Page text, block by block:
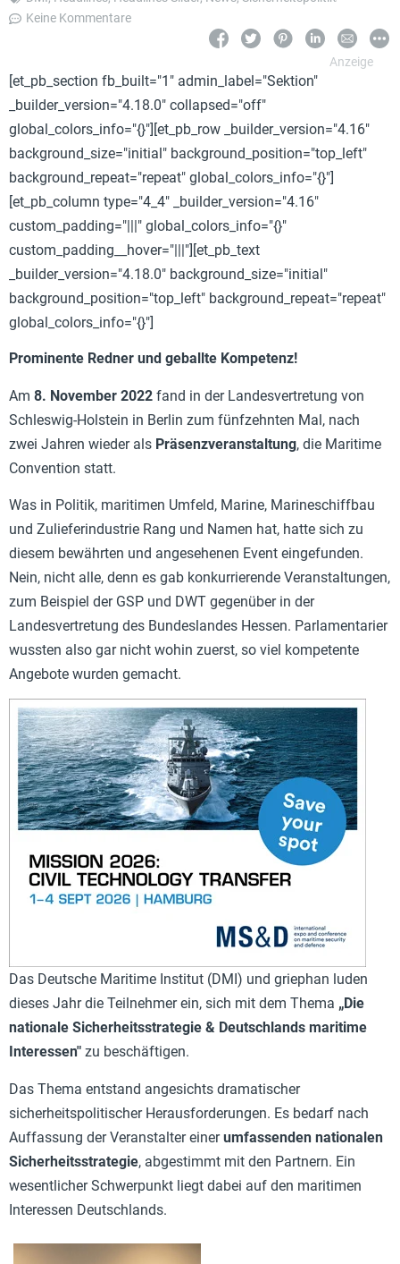
Keine Kommentare
[et_pb_section fb_built="1" admin_label="Sektion"
_builder_version="4.18.0" collapsed="off"
global_colors_info="{}"][et_pb_row _builder_version="4.16"
background_size="initial" background_position="top_left"
background_repeat="repeat" global_colors_info="{}"]
[et_pb_column type="4_4" _builder_version="4.16"
custom_padding="|||" global_colors_info="{}"
custom_padding__hover="|||"][et_pb_text
_builder_version="4.18.0" background_size="initial"
background_position="top_left" background_repeat="repeat"
global_colors_info="{}"]
Prominente Redner und geballte Kompetenz!
Am 8. November 2022 fand in der Landesvertretung von
Schleswig-Holstein in Berlin zum fünfzehnten Mal, nach
zwei Jahren wieder als Präsenzveranstaltung, die Maritime
Convention statt.
Was in Politik, maritimen Umfeld, Marine, Marineschiffbau
und Zulieferindustrie Rang und Namen hat, hatte sich zu
diesem bewährten und angesehenen Event eingefunden.
Nein, nicht alle, denn es gab konkurrierende Veranstaltungen,
zum Beispiel der GSP und DWT gegenüber in der
Landesvertretung des Bundeslandes Hessen. Parlamentarier
wussten also gar nicht wohin zuerst, so viel kompetente
Angebote wurden gemacht.
Das Deutsche Maritime Institut (DMI) und griephan luden
dieses Jahr die Teilnehmer ein, sich mit dem Thema „Die
nationale Sicherheitsstrategie & Deutschlands maritime
Interessen" zu beschäftigen.
Das Thema entstand angesichts dramatischer
sicherheitspolitischer Herausforderungen. Es bedarf nach
Auffassung der Veranstalter einerumfassenden nationalen
Sicherheitsstrategie, abgestimmt mit den Partnern. Ein
wesentlicher Schwerpunkt liegt dabei auf den maritimen
Interessen Deutschlands.